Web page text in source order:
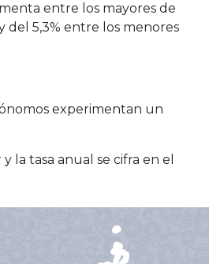
entre los mayores de
del 5,3% entre los menores
experimentan un
la tasa anual se cifra en el